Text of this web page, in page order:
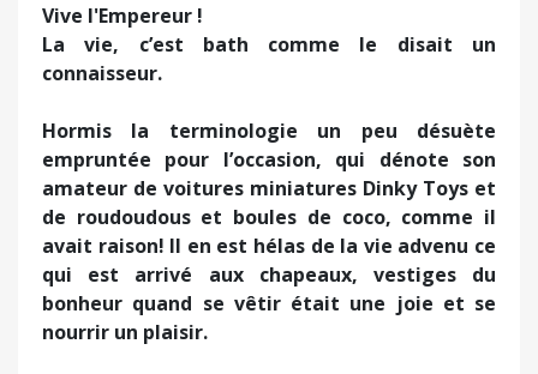
Vive l'Empereur !
La vie, c’est bath comme le disait un
connaisseur.
Hormis la terminologie un peu désuète
empruntée pour l’occasion, qui dénote son
amateur de voitures miniatures Dinky Toys et
de roudoudous et boules de coco, comme il
avait raison! Il en est hélas de la vie advenu ce
qui est arrivé aux chapeaux, vestiges du
bonheur quand se vêtir était une joie et se
nourrir un plaisir.